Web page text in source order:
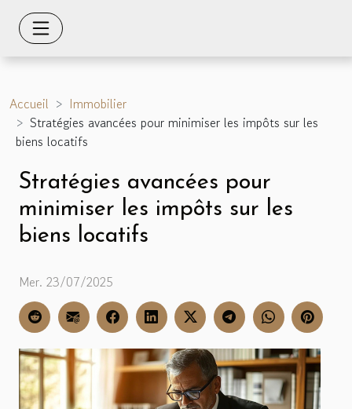
Accueil
Immobilier
Stratégies avancées pour minimiser les impôts sur les
biens locatifs
Stratégies avancées pour
minimiser les impôts sur les
biens locatifs
Mer. 23/07/2025